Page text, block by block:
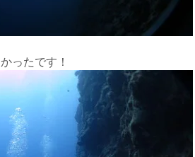
ったです！